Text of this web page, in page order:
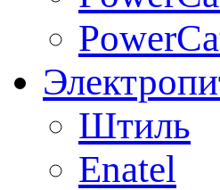
Штиль
Enatel